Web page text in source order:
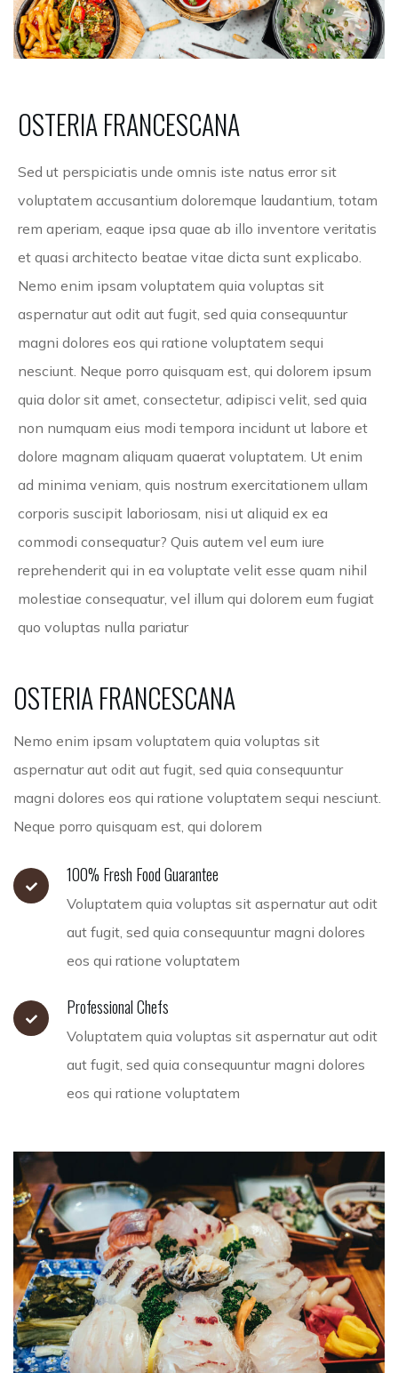
OSTERIAFRANCESCANA
Sed ut perspiciatis unde omnis iste natus error sit
voluptatem accusantium doloremque laudantium, totam
rem aperiam, eaque ipsa quae ab illo inventore veritatis
et quasi architecto beatae vitae dicta sunt explicabo.
Nemo enim ipsam voluptatem quia voluptas sit
aspernatur aut odit aut fugit, sed quia consequuntur
magni dolores eos qui ratione voluptatem sequi
nesciunt. Neque porro quisquam est, qui dolorem ipsum
quia dolor sit amet, consectetur, adipisci velit, sed quia
non numquam eius modi tempora incidunt ut labore et
dolore magnam aliquam quaerat voluptatem. Ut enim
ad minima veniam, quis nostrum exercitationem ullam
corporis suscipit laboriosam, nisi ut aliquid ex ea
commodi consequatur? Quis autem vel eum iure
reprehenderit qui in ea voluptate velit esse quam nihil
molestiae consequatur, vel illum qui dolorem eum fugiat
quo voluptas nulla pariatur
OSTERIAFRANCESCANA
Nemo enim ipsam voluptatem quia voluptas sit
aspernatur aut odit aut fugit, sed quia consequuntur
magni dolores eos qui ratione voluptatem sequi nesciunt.
Neque porro quisquam est, qui dolorem
100% Fresh Food Guarantee
Voluptatem quia voluptas sit aspernatur aut odit
aut fugit, sed quia consequuntur magni dolores
eos qui ratione voluptatem
Professional Chefs
Voluptatem quia voluptas sit aspernatur aut odit
aut fugit, sed quia consequuntur magni dolores
eos qui ratione voluptatem